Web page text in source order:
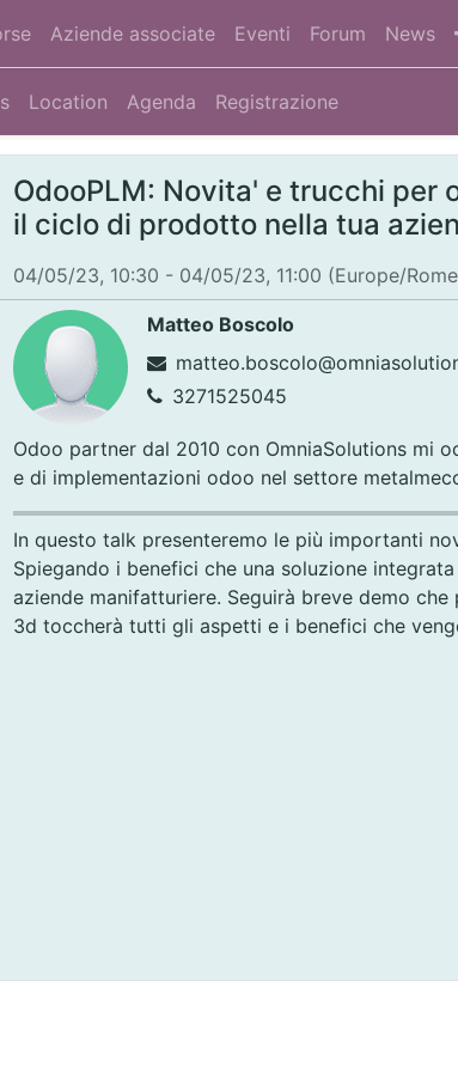
Aziende associate Eventi Forum News
Location Agenda Registrazione
OdooPLM: Novita' e trucchi per
il ciclo di prodotto nella tua
04/05/23, 10:30 - 04/05/23, 11:00 (Europe/Rome
Matteo Boscolo
3271525045
Odoo partner dal 2010 con OmniaSolutions mi
e di implementazioni odoo nel settore
In questo talk presenteremo le più importanti
Spiegando i benefici che una soluzione
aziende manifatturiere. Seguirà breve demo
3d toccherà tutti gli aspetti e i benefici che